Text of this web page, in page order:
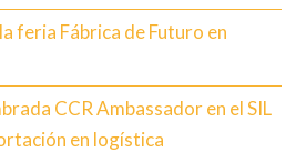
feria Fábrica de Futuro en
CCR Ambassador en el SIL
en logística